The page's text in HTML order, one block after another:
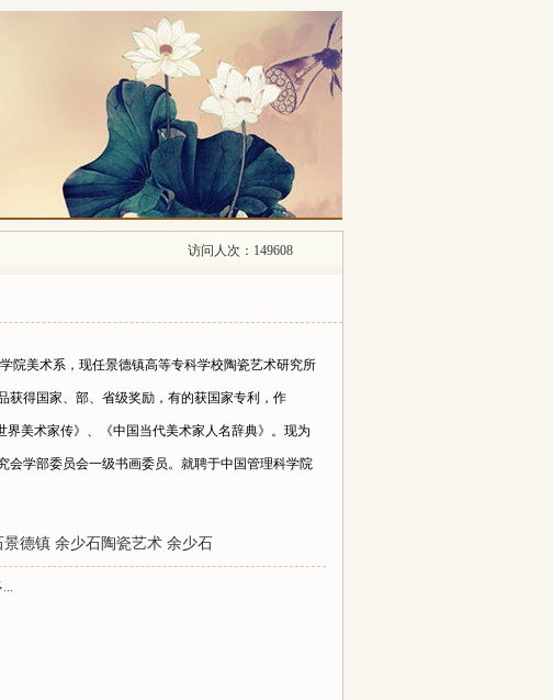
访问人次：149608
美术系，现任景德镇高等专科学校陶瓷艺术研究所
得国家、部、省级奖励，有的获国家专利，作
美术家传》、《中国当代美术家人名辞典》。现为
会学部委员会一级书画委员。就聘于中国管理科学院
景德镇 余少石陶瓷艺术 余少石